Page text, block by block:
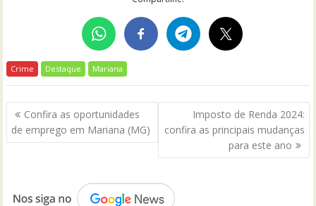
Crime Destaque Mariana
Navegação
de
Post
Confira as oportunidades
de emprego em Mariana (MG)
Imposto de Renda 2024:
confira as principais mudanças
para este ano